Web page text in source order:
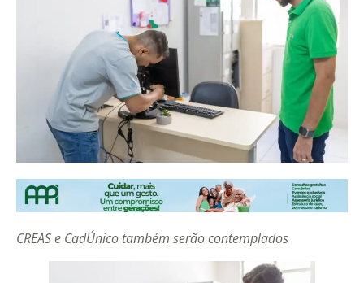
CREAS e CadÚnico também serão contemplados